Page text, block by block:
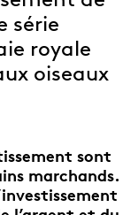
série
royale
oiseaux
sont
marchands.